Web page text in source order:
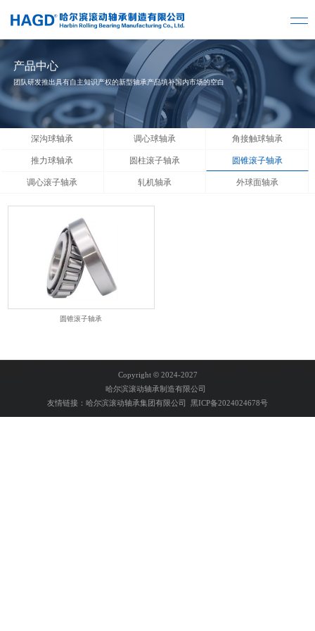
产品中心
团队研发推出具有自主知识产权的新型轴承产品填补国内市场的空白
深沟球轴承 调心球轴承 角接触球轴承
推力球轴承 圆柱滚子轴承 圆锥滚子轴承
调心滚子轴承 轧机轴承 外球面轴承
圆锥滚子轴承
Copyright ©2024-2027
哈尔滨滚动轴承制造有限公司
友情链接： 哈尔滨滚动轴承集团有限公司 黑ICP备2024024678号